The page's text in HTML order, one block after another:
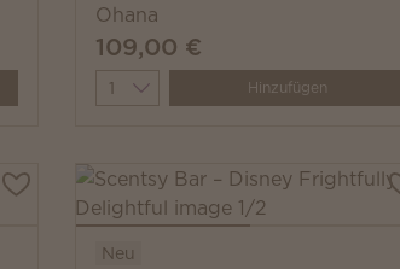
Ohana
109,00 €
Quantity Hinzufügen
Neu